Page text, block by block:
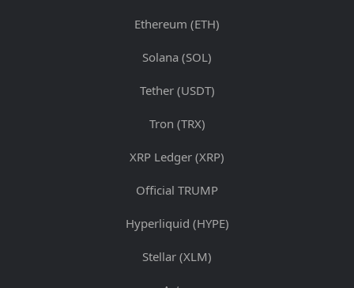
Ethereum (ETH)
Solana (SOL)
Tether (USDT)
Tron (TRX)
XRP Ledger (XRP)
Official TRUMP
Hyperliquid (HYPE)
Stellar (XLM)